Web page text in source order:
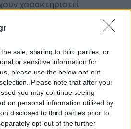
sale, sharing to third parties, or
or sensitive information for
please use the below opt-out
Please note that after your
you may continue seeing
on personal information utilized by
disclosed to third parties prior to
opt-out of the further
χαρακτηριστεί
των μετοχών της
Development.
κατεδάφιση αρκετών
«από και με δαπάνη» της